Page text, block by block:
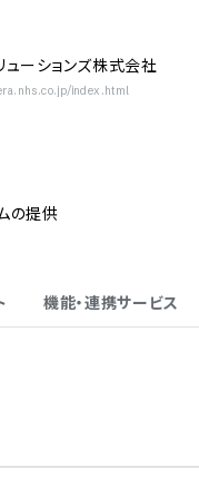
ューションズ株式会社
index.html
の提供
機能・連携サービス